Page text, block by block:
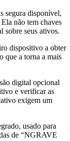
segura disponível,
não tem chaves
sobre seus ativos.
dispositivo a obter
que a torna a mais
digital opcional
e verificar as
exigem um
usado para
de “NGRAVE